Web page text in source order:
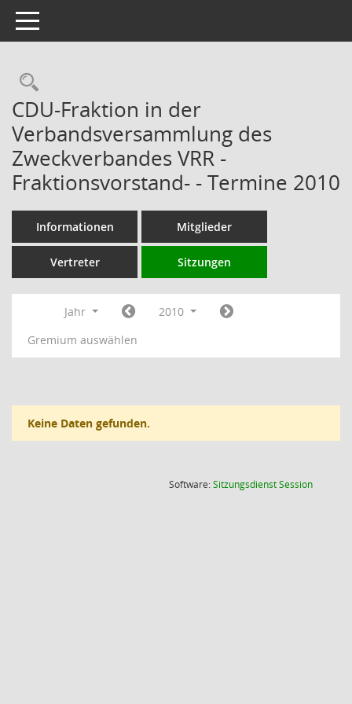
Toggle navigation
Rechercheauswahl
CDU-Fraktion in der
Verbandsversammlung des
Zweckverbandes VRR -
Fraktionsvorstand- - Termine 2010
Informationen Mitglieder
Vertreter Sitzungen
Jahr
2010
Gremium auswählen
Keine Daten gefunden.
Software:SitzungsdienstSession(Wird in